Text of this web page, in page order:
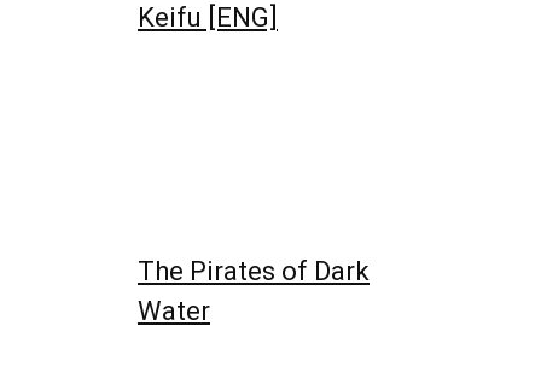
Keifu [ENG]
The Pirates of Dark
Water